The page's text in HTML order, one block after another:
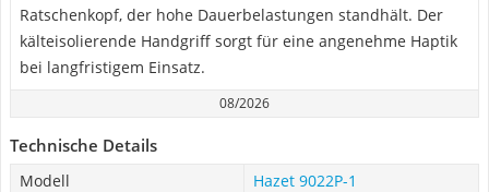
Ratschenkopf, der hohe Dauerbelastungen standhält. Der
kälteisolierende Handgriff sorgt für eine angenehme Haptik
bei langfristigem Einsatz.
08/2026
Technische Details
Modell
Hazet 9022P-1